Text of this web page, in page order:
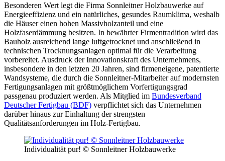
Besonderen Wert legt die Firma Sonnleitner Holzbauwerke auf
Energieeffizienz und ein natürliches, gesundes Raumklima, weshalb
die Häuser einen hohen Massivholzanteil und eine
Holzfaserdämmung besitzen. In bewährter Firmentradition wird das
Bauholz ausreichend lange luftgetrocknet und anschließend in
technischen Trocknungsanlagen optimal für die Verarbeitung
vorbereitet. Ausdruck der Innovationskraft des Unternehmens,
insbesondere in den letzten 20 Jahren, sind firmeneigene, patentierte
Wandsysteme, die durch die Sonnleitner-Mitarbeiter auf modernsten
Fertigungsanlagen mit größtmöglichem Vorfertigungsgrad
passgenau produziert werden. Als Mitglied im Bundesverband
Deutscher Fertigbau (BDF) verpflichtet sich das Unternehmen
darüber hinaus zur Einhaltung der strengsten
Qualitätsanforderungen im Holz-Fertigbau.
Individualität pur! © Sonnleitner Holzbauwerke